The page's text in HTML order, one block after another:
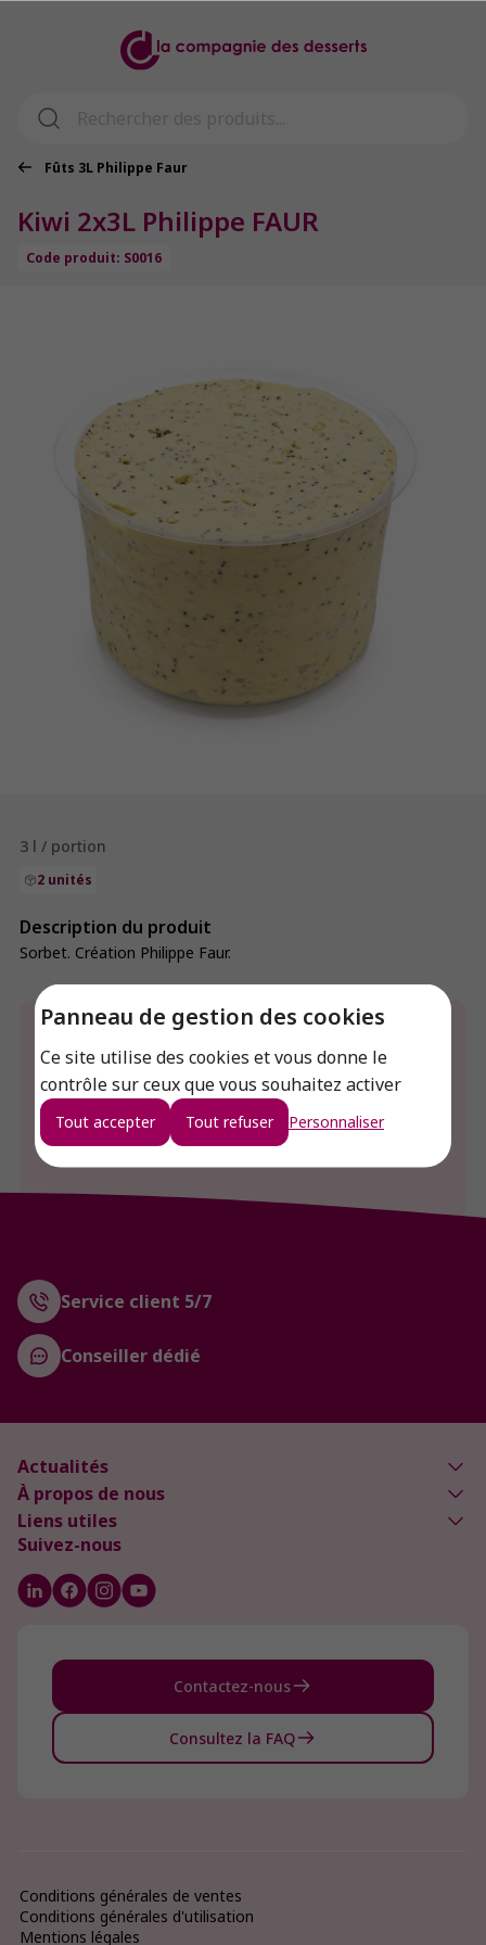
Panneau de gestion des cookies
Ce site utilise des cookies et vous donne le
contrôle sur ceux que vous souhaitez activer
Tout accepter Tout refuser Personnaliser
Fûts 3L Philippe Faur
Kiwi 2x3L Philippe FAUR
Code produit: S0016
3 l / portion
2 unités
Description du produit
Sorbet. Création Philippe Faur.
Envie de connaitre le prix de ce produit ?
Connexion
Créer un compte
Service client 5/7
Conseiller dédié
Actualités
À propos de nous
Liens utiles
Suivez-nous
Contactez-nous
Consultez la FAQ
Conditions générales de ventes
Conditions générales d'utilisation
Mentions légales